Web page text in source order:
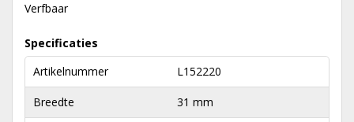
Verfbaar
Specificaties
Artikelnummer
L152220
Breedte 31 mm